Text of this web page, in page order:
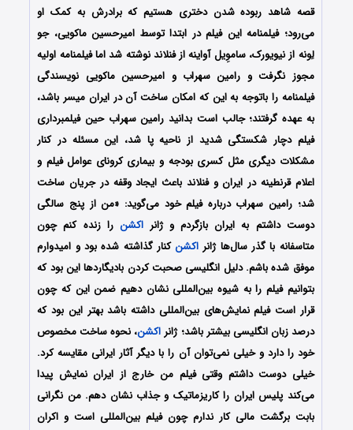
قصه شاهد ربوده شدن دختری هستیم که برادرش به کمک او
می‌رود؛ فیلمنامه این فیلم در ابتدا توسط امیرحسین ماکویی، جو
لِونه از نیویورک، ساموِیل آواینه از فنلاند نوشته شد اما فیلمنامه اولیه
مجوز نگرفت و رامین سهراب و امیرحسین ماکویی نویسندگی
فیلمنامه را باتوجه‌ به این که امکان ساخت آن در ایران میسر باشد،
به عهده گرفتند؛ جالب است بدانید رامین سهراب حین فیلمبرداری
فیلم دچار شکستگی شدید از ناحیه پا شد، این مسئله در کنار
مشکلات دیگری مثل کسری بودجه و بیماری کرونای عوامل فیلم و
اعلام قرنطینه در ایران و فنلاند باعث ایجاد وقفه در جریان ساخت
شد؛ رامین سهراب درباره فیلم خود می‌گوید: «من از پنج سالگی
دوست داشتم به ایران بازگردم و ژانراکشن را زنده کنم چون
متاسفانه با گذر سال‌ها ژانر اکشنکنار گذاشته شده بود و امیدوارم
موفق شده باشم. دلیل انگلیسی صحبت کردن بادیگاردها این بود که
بتوانیم فیلم را به شیوه بین‌المللی نشان دهیم ضمن این که چون
قرار است فیلم نمایش‌های بین‌المللی داشته باشد بهتر این بود که
درصد زبان انگلیسی بیشتر باشد؛ ژانر اکشن، نحوه ساخت مخصوص
خود را دارد و خیلی نمی‌توان آن را با دیگر آثار ایرانی مقایسه کرد.
خیلی دوست داشتم وقتی فیلم من خارج از ایران نمایش پیدا
می‌کند پلیس ایران را کاریزماتیک و جذاب نشان دهم. من نگرانی
بابت برگشت مالی کار ندارم چون فیلم بین‌المللی است و اکران